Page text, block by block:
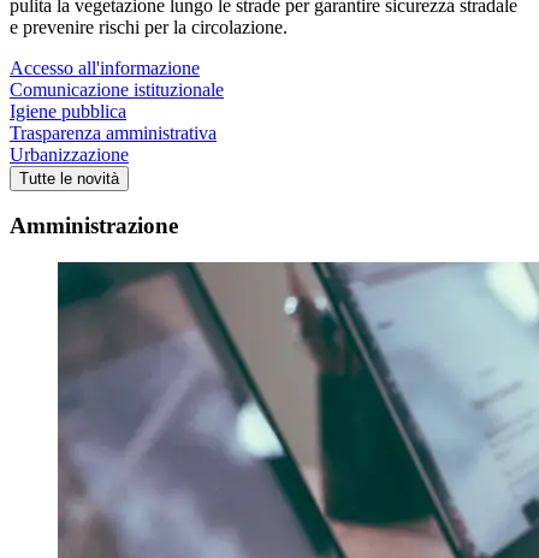
pulita la vegetazione lungo le strade per garantire sicurezza stradale
e prevenire rischi per la circolazione.
Accesso all'informazione
Comunicazione istituzionale
Igiene pubblica
Trasparenza amministrativa
Urbanizzazione
Tutte le novità
Amministrazione